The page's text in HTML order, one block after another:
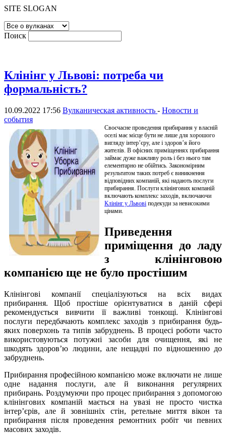
SITE SLOGAN
Поиск
Клінінг у Львові: потреба чи
формальність?
10.09.2022 17:56 Вулканическая активность - Новости и
события
Своєчасне проведення прибирання у власній
оселі має місце бути не лише для хорошого
вигляду інтер’єру, але і здоров’я його
жителів. В офісних приміщеннях прибирання
займає дуже важливу роль і без нього там
елементарно не обійтись. Закономірним
результатом таких потреб є виникнення
відповідних компаній, які надають послуги
прибирання. Послуги клінінгових компаній
включають комплекс заходів, включаючи
Клінінг у Львові подекуди за невисокими
цінами.
Приведення
приміщення до ладу
з клінінговою
компанією ще не було простішим
Клінінгові компанії спеціалізуються на всіх видах
прибирання. Щоб простіше орієнтуватися в даній сфері
рекомендується вивчити її важливі тонкощі. Клінінгові
послуги передбачають комплекс заходів з прибирання будь-
яких поверхонь та типів забруднень. В процесі роботи часто
використовуються потужні засоби для очищення, які не
шкодять здоров’ю людини, але нещадні по відношенню до
забруднень.
Прибирання професійною компанією може включати не лише
одне надання послуги, але й виконання регулярних
прибирань. Роздумуючи про процес прибирання з допомогою
клінінгових компаній мається на увазі не просто чистка
інтер’єрів, але й зовнішніх стін, ретельне миття вікон та
прибирання після проведення ремонтних робіт чи певних
масових заходів.